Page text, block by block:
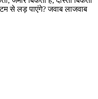
से लड़ पाएंगे? जवाब लाजवाब